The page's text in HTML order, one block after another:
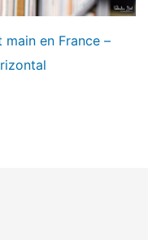
en France –